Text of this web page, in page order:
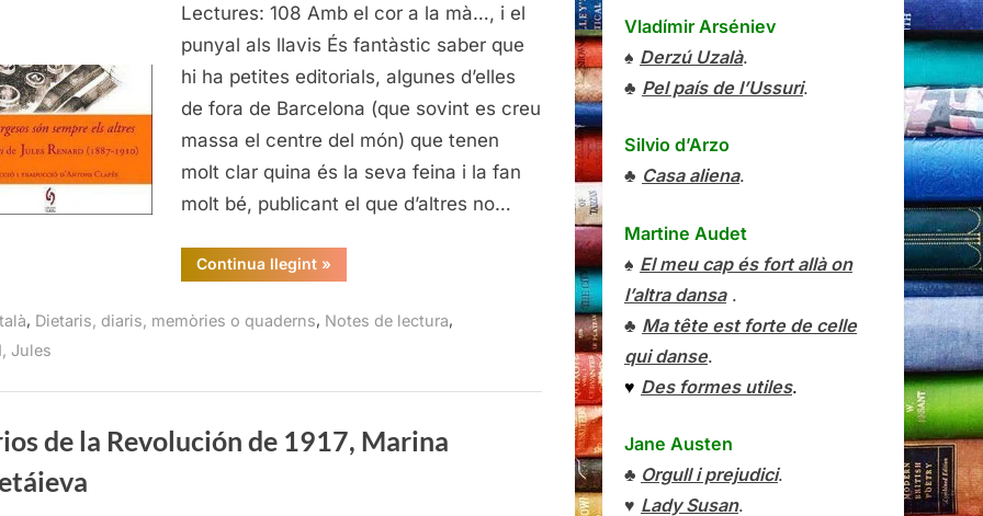
burgesos
són
sempre
Jules
Renard
Lectures: 108 Amb el cor a la mà…, i el
punyal als llavis És fantàstic saber que
hi ha petites editorials, algunes d’elles
de fora de Barcelona (que sovint es creu
massa el centre del món) que tenen
molt clar quina és la seva feina i la fan
molt bé, publicant el que d’altres no…
Continua llegint“Els
burgesos
els
»
, Dietaris, diaris, memòries o quaderns, Notes de lectura,
Jules
de la Revolución de 1917, Marina
Vladímir Arséniev
♠ Derzú Uzalà.
♣ Pel país de l’Ussuri.
Silvio d’Arzo
♣ Casa aliena.
Martine Audet
♠ El meu cap és fort allà on
l’altra dansa.
♣ Ma tête est forte de celle
qui danse.
♥ Des formes utiles.
Jane Austen
♣ Orgull i prejudici.
♥ Lady Susan.